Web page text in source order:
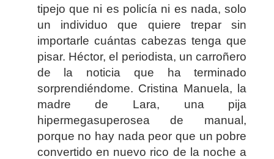
tipejo que ni es policía ni es nada, solo
un individuo que quiere trepar sin
importarle cuántas cabezas tenga que
pisar. Héctor, el periodista, un carroñero
de la noticia que ha terminado
sorprendiéndome. Cristina Manuela, la
madre de Lara, una pija
hipermegasuperosea de manual,
porque no hay nada peor que un pobre
convertido en nuevo rico de la noche a